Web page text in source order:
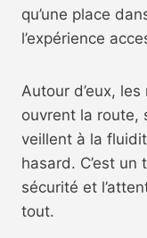
qu’une place
l’expérience
Autour d’eux,
ouvrent la route,
veillent à la
hasard. C’est
sécurité et
tout.